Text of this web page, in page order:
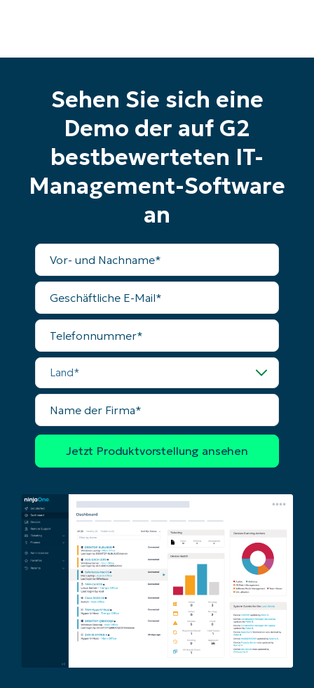
Sehen Sie sich eine
Demo der auf G2
bestbewerteten IT-
Management-Software
an
Vollständiger
Name
Geschäftliche
Mail
Telefonnummer
Land
Name
der
Firma
and
Business
number*
Land